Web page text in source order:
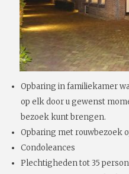
Opbaring in familiekamer
op elk door u gewenst
bezoek kunt brengen.
Opbaring met rouwbezoek
Condoleances
Plechtigheden tot 35